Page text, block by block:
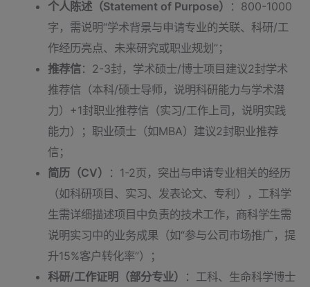
个人陈述（Statement of Purpose）
：800-1000
字，需说明“学术背景与申请专业的关联、科研/工
作经历亮点、未来研究或职业规划”；
推荐信：2-3封，学术硕士/博士项目建议2封学术
推荐信（本科/硕士导师，说明科研能力与学术潜
力）+1封职业推荐信（实习/工作上司，说明实践
能力）；职业硕士（如MBA）建议2封职业推荐
信；
简历（CV）
：1-2页，突出与申请专业相关的经历
（如科研项目、实习、发表论文、专利），工科学
生需详细描述项目中负责的技术工作，商科学生需
说明实习中的业务成果（如“参与公司市场推广，提
升15%客户转化率”）；
科研/工作证明（部分专业）
：工科、生命科学博士